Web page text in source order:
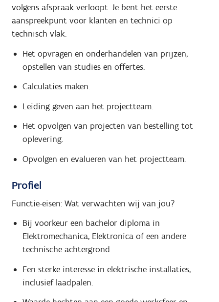
volgens afspraak verloopt. Je bent het eerste
aanspreekpunt voor klanten en technici op
technisch vlak.
Het opvragen en onderhandelen van prijzen,
opstellen van studies en offertes.
Calculaties maken.
Leiding geven aan het projectteam.
Het opvolgen van projecten van bestelling tot
oplevering.
Opvolgen en evalueren van het projectteam.
Profiel
Functie-eisen: Wat verwachten wij van jou?
Bij voorkeur een bachelor diploma in
Elektromechanica, Elektronica of een andere
technische achtergrond.
Een sterke interesse in elektrische installaties,
inclusief laadpalen.